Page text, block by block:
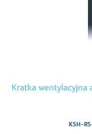
Kratka wentylacyjna
KSH-